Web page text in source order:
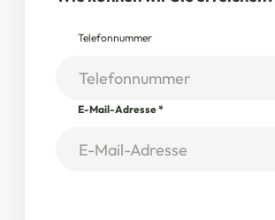
Telefonnummer
E-Mail-Adresse*